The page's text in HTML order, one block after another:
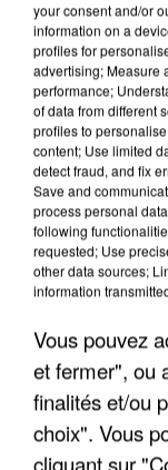
APRÈS
DE FAUNE
your consent and/or
information on a
profiles for
advertising; Measure
performance;
of data from different
profiles to
content; Use limited
detect fraud, and fix
Save and
process personal
following
requested; Use
other data sources;
information
Vous pouvez
et fermer", ou
finalités et/ou
choix". Vous
cliquant sur